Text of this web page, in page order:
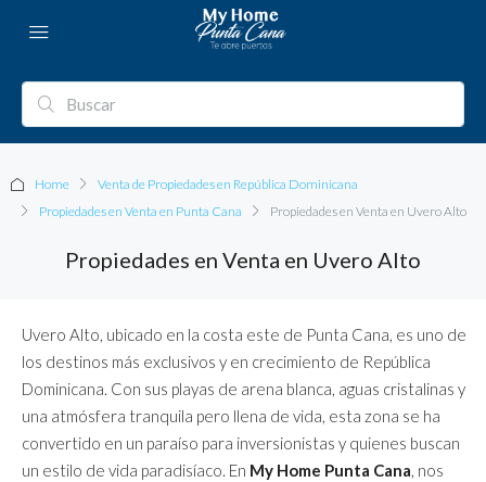
Home
Venta de Propiedades en República Dominicana
Propiedades en Venta en Punta Cana
Propiedades en Venta en Uvero Alto
Propiedades en Venta en Uvero Alto
Uvero Alto, ubicado en la costa este de Punta Cana, es uno de
los destinos más exclusivos y en crecimiento de República
Dominicana. Con sus playas de arena blanca, aguas cristalinas y
una atmósfera tranquila pero llena de vida, esta zona se ha
convertido en un paraíso para inversionistas y quienes buscan
un estilo de vida paradisíaco. En My Home Punta Cana, nos